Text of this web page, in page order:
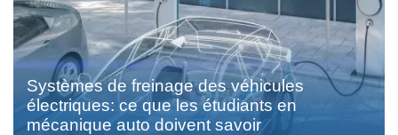
Systèmes de freinage des véhicules
électriques: ce que les étudiants en
mécanique auto doivent savoir